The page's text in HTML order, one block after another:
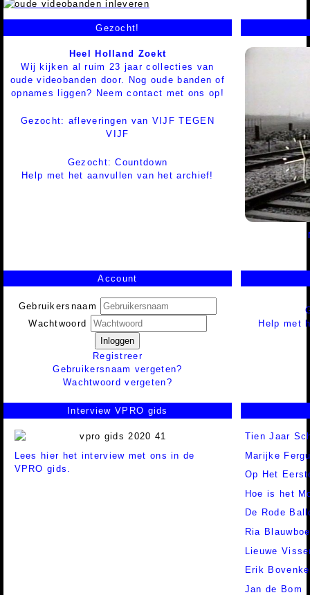
Gezocht!
Heel Holland Zoekt
Wij kijken al ruim 23 jaar collecties van
oude videobanden door. Nog oude banden of
opnames liggen? Neem contact met ons op!
Gezocht: afleveringen van VIJF TEGEN
VIJF
Gezocht: Countdown
Help met het aanvullen van het archief!
Account
Gebruikersnaam
Wachtwoord
Inloggen
Registreer
Gebruikersnaam vergeten?
Wachtwoord vergeten?
Help met
Interview VPRO gids
Lees hier het interview met ons in de
VPRO gids.
Tien Jaar
Marijke
Op Het
Hoe is het
De Rode
Ria
Lieuwe
Erik
Jan de Bom